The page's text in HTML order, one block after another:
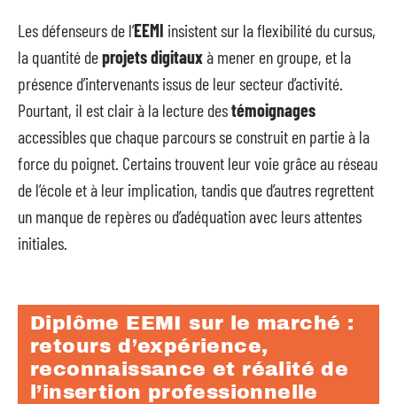
Les défenseurs de l’EEMI insistent sur la flexibilité du cursus,
la quantité deprojets digitauxà mener en groupe, et la
présence d’intervenants issus de leur secteur d’activité.
Pourtant, il est clair à la lecture destémoignages
accessibles que chaque parcours se construit en partie à la
force du poignet. Certains trouvent leur voie grâce au réseau
de l’école et à leur implication, tandis que d’autres regrettent
un manque de repères ou d’adéquation avec leurs attentes
initiales.
Diplôme EEMI sur le marché :
retours d’expérience,
reconnaissance et réalité de
l’insertion professionnelle